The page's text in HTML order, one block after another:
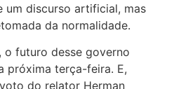
um discurso artificial, mas
da normalidade.
o futuro desse governo
próxima terça-feira. E,
do relator Herman